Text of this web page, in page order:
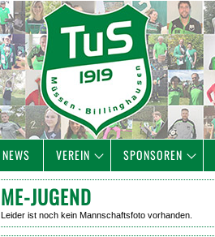
NEWS VEREIN SPONSOREN
ME-JUGEND
Leider ist noch kein Mannschaftsfoto vorhanden.